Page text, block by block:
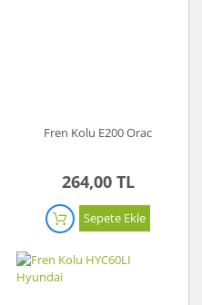
Fren Kolu E200 Orac
264,00 TL
Sepete Ekle